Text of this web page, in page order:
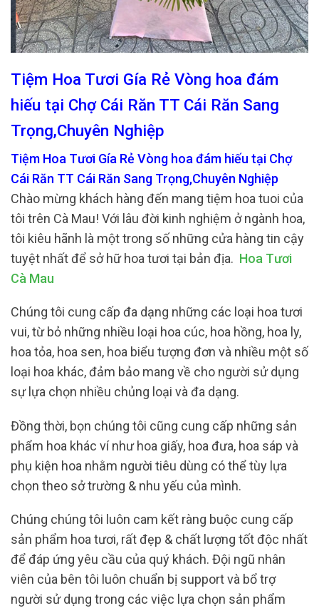
Tiệm Hoa Tươi Gía Rẻ Vòng hoa đám
hiếu tại Chợ Cái Răn TT Cái Răn Sang
Trọng,Chuyên Nghiệp
Tiệm Hoa Tươi Gía Rẻ Vòng hoa đám hiếu tại Chợ
Cái Răn TT Cái Răn Sang Trọng,Chuyên Nghiệp
Chào mừng khách hàng đến mang tiệm hoa tuoi của
tôi trên Cà Mau! Với lâu đời kinh nghiệm ở ngành hoa,
tôi kiêu hãnh là một trong số những cửa hàng tin cậy
tuyệt nhất để sở hữ hoa tươi tại bản địa. Hoa Tươi
Cà Mau
Chúng tôi cung cấp đa dạng những các loại hoa tươi
vui, từ bỏ những nhiều loại hoa cúc, hoa hồng, hoa ly,
hoa tỏa, hoa sen, hoa biểu tượng đơn và nhiều một số
loại hoa khác, đảm bảo mang về cho người sử dụng
sự lựa chọn nhiều chủng loại và đa dạng.
Đồng thời, bọn chúng tôi cũng cung cấp những sản
phẩm hoa khác ví như hoa giấy, hoa đưa, hoa sáp và
phụ kiện hoa nhằm người tiêu dùng có thể tùy lựa
chọn theo sở trường & nhu yếu của mình.
Chúng chúng tôi luôn cam kết ràng buộc cung cấp
sản phẩm hoa tươi, rất đẹp & chất lượng tốt độc nhất
để đáp ứng yêu cầu của quý khách. Đội ngũ nhân
viên của bên tôi luôn chuẩn bị support và bổ trợ
người sử dụng trong các việc lựa chọn sản phẩm